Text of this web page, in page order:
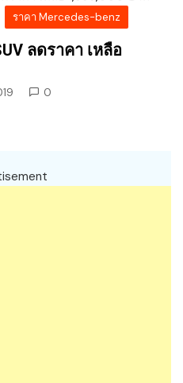
ราคา Mercedes-benz
ลดราคา เหลือ
0